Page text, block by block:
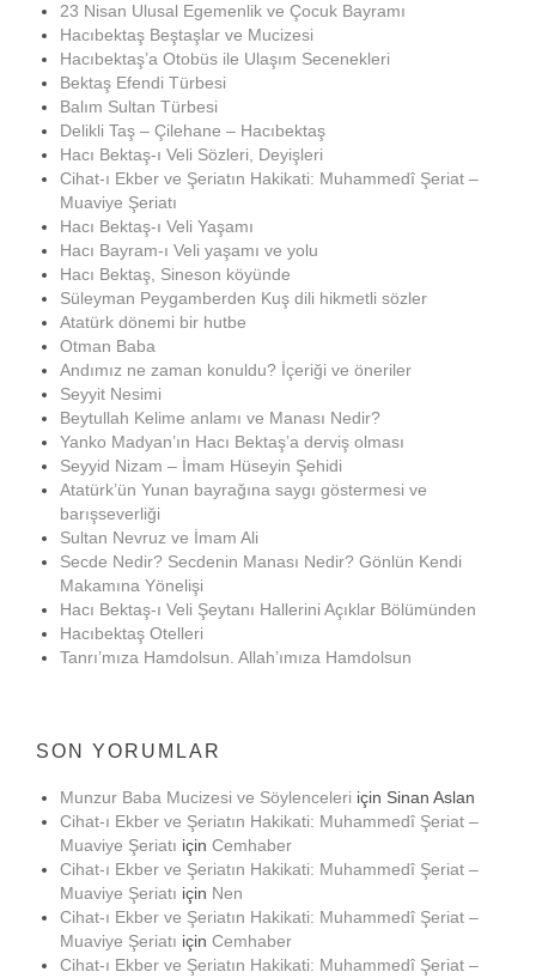
23 Nisan Ulusal Egemenlik ve Çocuk Bayramı
Hacıbektaş Beştaşlar ve Mucizesi
Hacıbektaş’a Otobüs ile Ulaşım Secenekleri
Bektaş Efendi Türbesi
Balım Sultan Türbesi
Delikli Taş – Çilehane – Hacıbektaş
Hacı Bektaş-ı Veli Sözleri, Deyişleri
Cihat-ı Ekber ve Şeriatın Hakikati: Muhammedî Şeriat –
Muaviye Şeriatı
Hacı Bektaş-ı Veli Yaşamı
Hacı Bayram-ı Veli yaşamı ve yolu
Hacı Bektaş, Sineson köyünde
Süleyman Peygamberden Kuş dili hikmetli sözler
Atatürk dönemi bir hutbe
Otman Baba
Andımız ne zaman konuldu? İçeriği ve öneriler
Seyyit Nesimi
Beytullah Kelime anlamı ve Manası Nedir?
Yanko Madyan’ın Hacı Bektaş’a derviş olması
Seyyid Nizam – İmam Hüseyin Şehidi
Atatürk’ün Yunan bayrağına saygı göstermesi ve
barışseverliği
Sultan Nevruz ve İmam Ali
Secde Nedir? Secdenin Manası Nedir? Gönlün Kendi
Makamına Yönelişi
Hacı Bektaş-ı Veli Şeytanı Hallerini Açıklar Bölümünden
Hacıbektaş Otelleri
Tanrı’mıza Hamdolsun. Allah’ımıza Hamdolsun
SON YORUMLAR
Munzur Baba Mucizesi ve Söylenceleri için Sinan Aslan
Cihat-ı Ekber ve Şeriatın Hakikati: Muhammedî Şeriat –
Muaviye Şeriatı için Cemhaber
Cihat-ı Ekber ve Şeriatın Hakikati: Muhammedî Şeriat –
Muaviye Şeriatı için Nen
Cihat-ı Ekber ve Şeriatın Hakikati: Muhammedî Şeriat –
Muaviye Şeriatı için Cemhaber
Cihat-ı Ekber ve Şeriatın Hakikati: Muhammedî Şeriat –